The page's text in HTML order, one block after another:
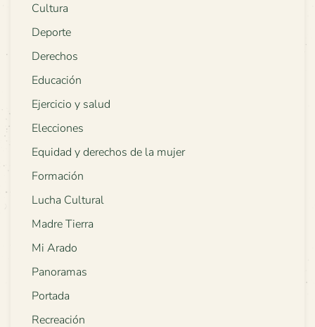
Cultura
Deporte
Derechos
Educación
Ejercicio y salud
Elecciones
Equidad y derechos de la mujer
Formación
Lucha Cultural
Madre Tierra
Mi Arado
Panoramas
Portada
Recreación